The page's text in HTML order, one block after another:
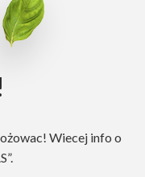
Wiecej info o